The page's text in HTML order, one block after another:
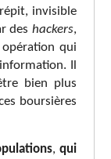
invisible
des hackers,
qui
Il
bien plus
boursières
,qui